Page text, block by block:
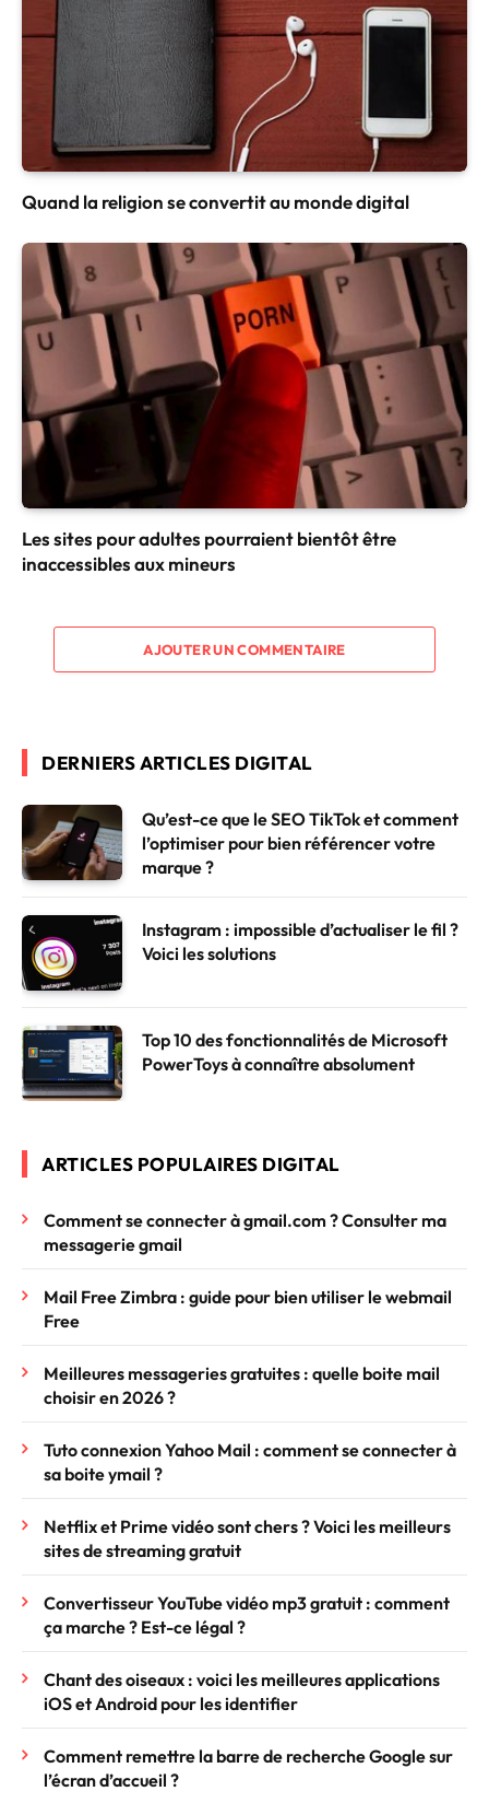
Quand la religion se convertit au monde digital
Les sites pour adultes pourraient bientôt être
inaccessibles aux mineurs
AJOUTER UN COMMENTAIRE
DERNIERS ARTICLES DIGITAL
Qu’est-ce que le SEO TikTok et comment
l’optimiser pour bien référencer votre
marque ?
Instagram : impossible d’actualiser le fil ?
Voici les solutions
Top 10 des fonctionnalités de Microsoft
PowerToys à connaître absolument
ARTICLES POPULAIRES DIGITAL
Comment se connecter à gmail.com ? Consulter ma
messagerie gmail
Mail Free Zimbra : guide pour bien utiliser le webmail
Free
Meilleures messageries gratuites : quelle boite mail
choisir en 2026 ?
Tuto connexion Yahoo Mail : comment se connecter à
sa boite ymail ?
Netflix et Prime vidéo sont chers ? Voici les meilleurs
sites de streaming gratuit
Convertisseur YouTube vidéo mp3 gratuit : comment
ça marche ? Est-ce légal ?
Chant des oiseaux : voici les meilleures applications
iOS et Android pour les identifier
Comment remettre la barre de recherche Google sur
l’écran d’accueil ?